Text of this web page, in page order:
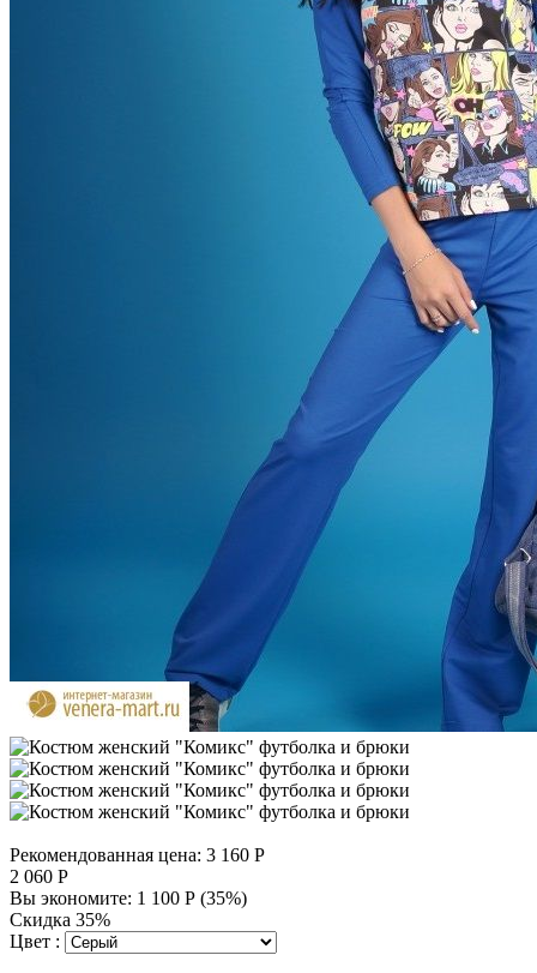
Рекомендованная цена: 3 160 Р
2 060 Р
Вы экономите: 1 100 Р (35%)
Скидка 35%
Цвет :